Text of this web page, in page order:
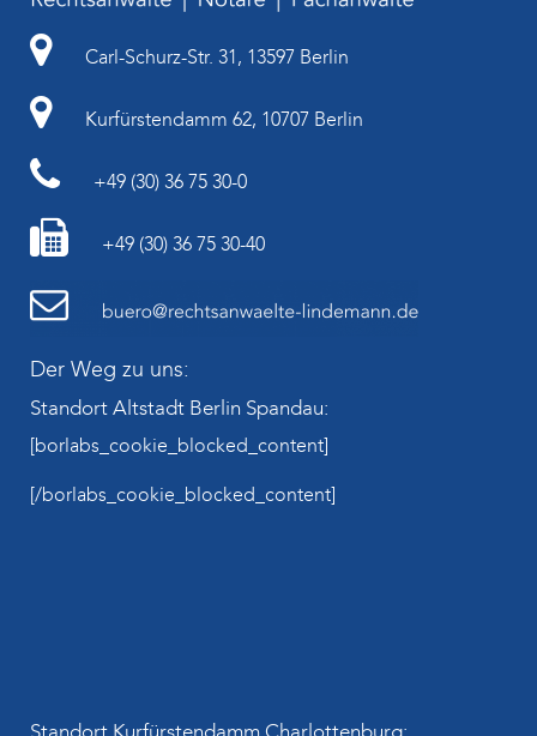
Carl-Schurz-Str. 31, 13597 Berlin
Kurfürstendamm 62, 10707 Berlin
+49 (30) 36 75 30-0
+49 (30) 36 75 30-40
Der Weg zu uns:
Standort Altstadt Berlin Spandau:
[borlabs_cookie_blocked_content]
[/borlabs_cookie_blocked_content]